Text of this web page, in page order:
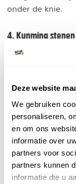
Deze website
We gebruiken
personaliseren,
en om ons
informatie over
partners voor
partners kunnen
informatie die u
onder de knie.
4. Kunming
Tip: op ca. 4,5
grillige rotsen.
iedere formatie
zoon',
je van
waard voor een
Tips reis naar
Wil je uitsluitend